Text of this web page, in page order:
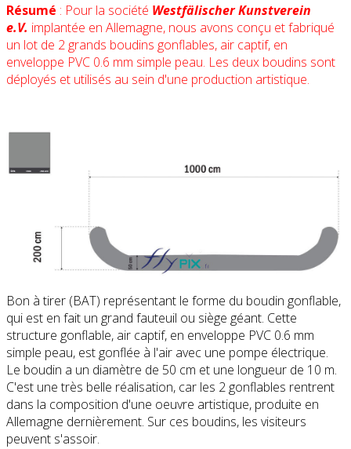
Résumé : Pour la société Westfälischer Kunstverein
e.V. implantée en Allemagne, nous avons conçu et fabriqué
un lot de 2 grands boudins gonflables, air captif, en
enveloppe PVC 0.6 mm simple peau. Les deux boudins sont
déployés et utilisés au sein d'une production artistique.
Bon à tirer (BAT) représentant le forme du boudin gonflable,
qui est en fait un grand fauteuil ou siège géant. Cette
structure gonflable, air captif, en enveloppe PVC 0.6 mm
simple peau, est gonflée à l'air avec une pompe électrique.
Le boudin a un diamètre de 50 cm et une longueur de 10 m.
C'est une très belle réalisation, car les 2 gonflables rentrent
dans la composition d'une oeuvre artistique, produite en
Allemagne dernièrement. Sur ces boudins, les visiteurs
peuvent s'assoir.